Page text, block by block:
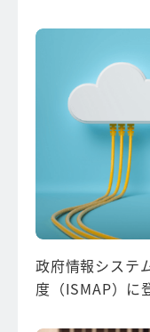
政府情報システ
度（ISMAP）に